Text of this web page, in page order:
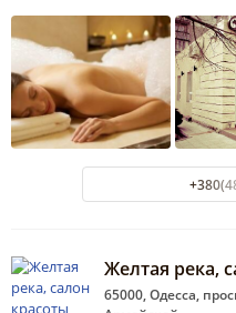
Желтая река,
65000, Одесса,